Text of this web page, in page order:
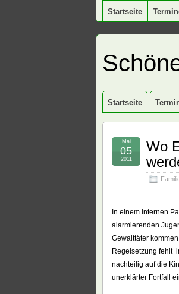
Startseite
Startseite
Wo
Mai
05
2011
In einem internen
alarmierenden
Gewalttäter
Regelsetzung fehlt
nachteilig auf die
unerklärter Fortfall